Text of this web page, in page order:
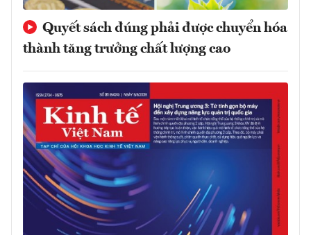
Quyết sách đúng phải được chuyển hóa
thành tăng trưởng chất lượng cao